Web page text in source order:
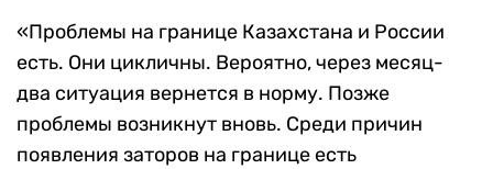
«Проблемы на границе Казахстана и России
есть. Они цикличны. Вероятно, через месяц-
два ситуация вернется в норму. Позже
проблемы возникнут вновь. Среди причин
появления заторов на границе есть